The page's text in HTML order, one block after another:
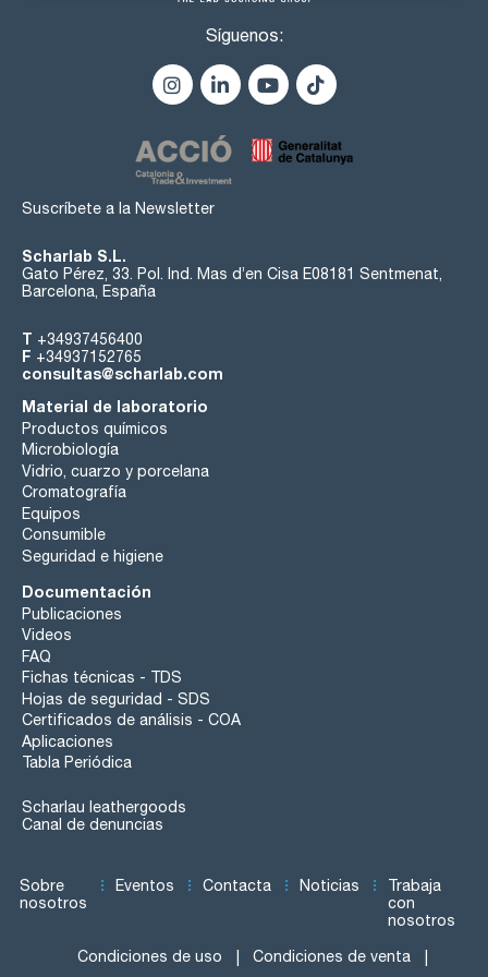
Síguenos:
Suscríbete a la Newsletter
Scharlab S.L.
Gato Pérez, 33. Pol. Ind. Mas d’en Cisa E08181 Sentmenat,
Barcelona, España
T +34937456400
F +34937152765
consultas@scharlab.com
Material de laboratorio
Productos químicos
Microbiología
Vidrio, cuarzo y porcelana
Cromatografía
Equipos
Consumible
Seguridad e higiene
Documentación
Publicaciones
Videos
FAQ
Fichas técnicas - TDS
Hojas de seguridad - SDS
Certificados de análisis - COA
Aplicaciones
Tabla Periódica
Scharlau leathergoods
Canal de denuncias
Sobre
nosotros
Eventos Contacta Noticias
Trabaja
con
nosotros
Condiciones de uso Condiciones de venta